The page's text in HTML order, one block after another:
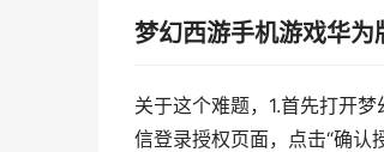
梦幻西游手机游戏华为
关于这个难题，1.首先打开
信登录授权页面，点击“确认